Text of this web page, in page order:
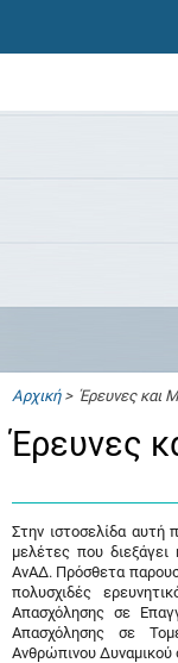
Αρχική> Έρευνες και
Έρευνες
Στην ιστοσελίδα αυτή
μελέτες που
ΑνΑΔ. Πρόσθετα
πολυσχιδές
Απασχόλησης σε
Απασχόλησης σε
Ανθρώπινου Δυναμικού